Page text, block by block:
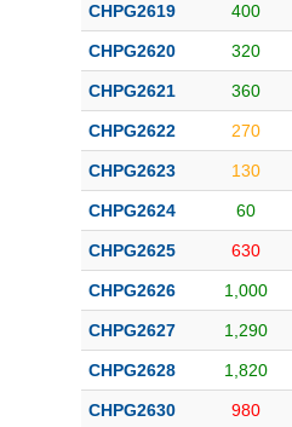
CHPG2619 400
CHPG2620 320
CHPG2621 360
CHPG2622 270
CHPG2623 130
CHPG2624 60
CHPG2625 630
CHPG2626 1,000
CHPG2627 1,290
CHPG2628 1,820
CHPG2630 980